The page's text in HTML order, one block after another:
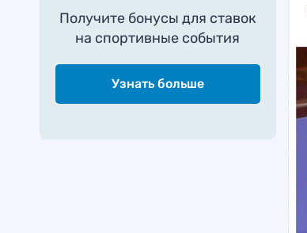
Получите бонусы для ставок
на спортивные события
Узнать больше